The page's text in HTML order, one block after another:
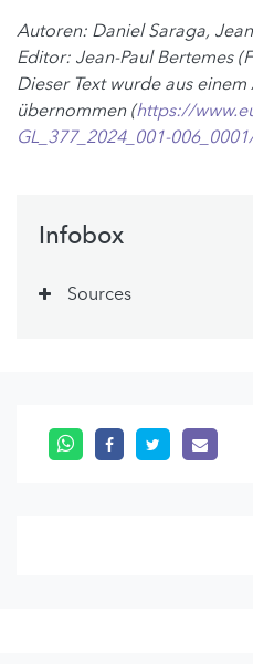
Autoren: Daniel Saraga,
Editor: Jean-Paul Bertemes
Dieser Text wurde aus
übernommen (https://
GL_377_2024_001-
Infobox
Sources